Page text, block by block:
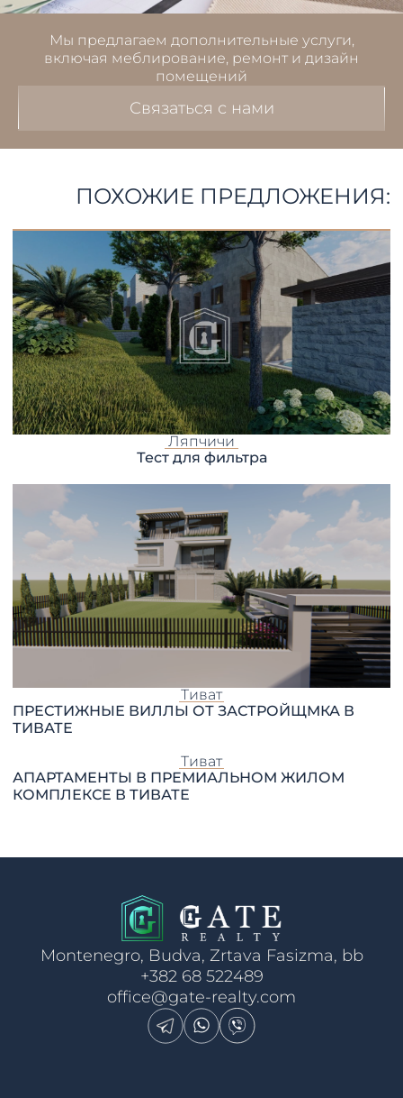
Мы предлагаем дополнительные услуги,
включая меблирование, ремонт и дизайн
помещений
Связаться с нами
ПОХОЖИЕ ПРЕДЛОЖЕНИЯ:
Ляпчичи
Тест для фильтра
Тиват
ПРЕСТИЖНЫЕ ВИЛЛЫ ОТ ЗАСТРОЙЩМКА В
ТИВАТЕ
Тиват
АПАРТАМЕНТЫ В ПРЕМИАЛЬНОМ ЖИЛОМ
КОМПЛЕКСЕ В ТИВАТЕ
Montenegro, Budva, Zrtava Fasizma, bb
+382 68 522489
office@gate-realty.com